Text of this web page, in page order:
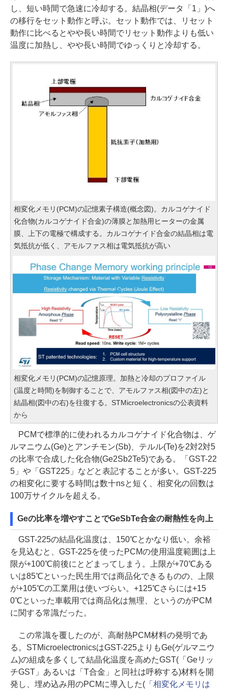
し、短い時間で急速に冷却する。結晶相(データ「1」)へ
の移行をセット動作と呼ぶ。セット動作では、リセット
動作に比べるとやや長い時間でリセット動作よりも低い
温度に加熱し、やや長い時間でゆっくりと冷却する。
相変化メモリ(PCM)の記憶素子構造(概念図)。カルコゲナイド
化合物(カルコゲナイド合金)の薄膜と加熱用ヒーターの金属
膜、上下の電極で構成する。カルコゲナイド合金の結晶相は電
気抵抗が低く、アモルファス相は電気抵抗が高い
相変化メモリ(PCM)の記憶原理。加熱と冷却のプロファイル
(温度と時間)を制御することで、アモルファス相(図中の左)と
結晶相(図中の右)を往復する。STMicroelectronicsの公表資料
から
PCMで標準的に使われるカルコゲナイド化合物は、ゲ
ルマニウム(Ge)とアンチモン(Sb)、テルル(Te)を2対2対5
の比率で合成した化合物(Ge2Sb2Te5)である。「GST-22
5」や「GST225」などと表記することが多い。GST-225
の相変化に要する時間は数十nsと短く、相変化の回数は
100万サイクルを超える。
Geの比率を増やすことでGeSbTe合金の耐熱性を向上
GST-225の結晶化温度は、150℃とかなり低い。余裕
を見込むと、GST-225を使ったPCMの使用温度範囲は上
限が+100℃前後にとどまってしまう。上限が+70℃ある
いは85℃といった民生用では商品化できるものの、上限
が+105℃の工業用は使いづらい。+125℃さらには+15
0℃といった車載用では商品化は無理、というのがPCM
に関する常識だった。
この常識を覆したのが、高耐熱PCM材料の発明であ
る。STMicroelectronicsはGST-225よりもGe(ゲルマニウ
ム)の組成を多くして結晶化温度を高めたGST(「Geリッ
チGST」あるいは「T合金」と同社は呼称する)材料を開
発し、埋め込み用のPCMに導入した(「相変化メモリは